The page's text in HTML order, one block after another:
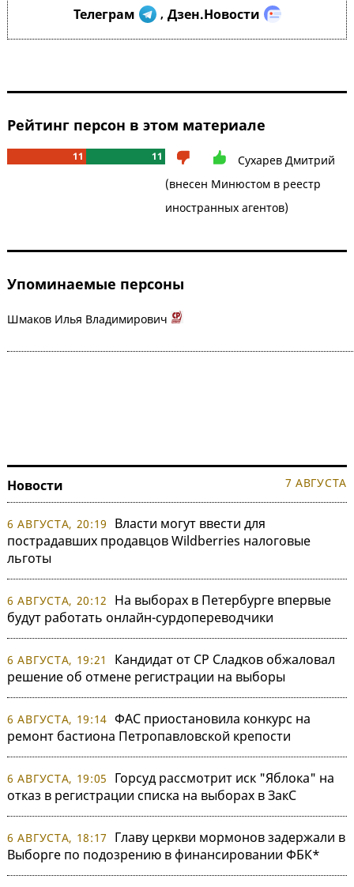
Телеграм , Дзен.Новости
Рейтинг персон в этом материале
11 11
Сухарев Дмитрий
(внесен Минюстом в реестр
иностранных агентов)
Упоминаемые персоны
Шмаков Илья Владимирович
Новости 7 АВГУСТА
6 АВГУСТА, 20:19
Власти могут ввести для
пострадавших продавцов Wildberries налоговые
льготы
6 АВГУСТА, 20:12
На выборах в Петербурге впервые
будут работать онлайн-сурдопереводчики
6 АВГУСТА, 19:21
Кандидат от СР Сладков обжаловал
решение об отмене регистрации на выборы
6 АВГУСТА, 19:14 ФАС приостановила конкурс на
ремонт бастиона Петропавловской крепости
6 АВГУСТА, 19:05
Горсуд рассмотрит иск "Яблока" на
отказ в регистрации списка на выборах в ЗакС
6 АВГУСТА, 18:17
Главу церкви мормонов задержали в
Выборге по подозрению в финансировании ФБК*